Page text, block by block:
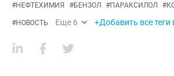
#НЕФТЕХИМИЯ #БЕНЗОЛ #ПАРАКСИЛОЛ #
#НОВОСТЬ Еще 6 +Добавить все теги